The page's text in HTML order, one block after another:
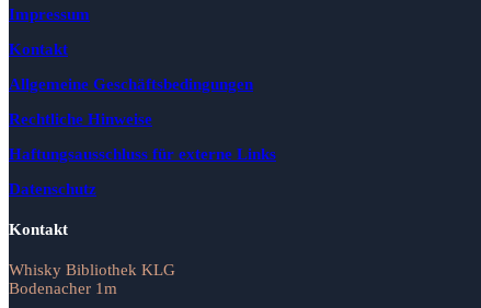
Impressum
Kontakt
Allgemeine Geschäftsbedingungen
Rechtliche Hinweise
Haftungsausschluss für externe Links
Datenschutz
Kontakt
Whisky Bibliothek KLG
Bodenacher 1m